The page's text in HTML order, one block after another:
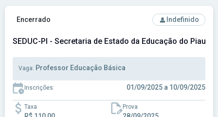
Ver concurso: SEDUC-PI - Secretaria de Estado da
Encerrado Indefinido
SEDUC-PI - Secretaria de Estado da Educação do Piauí
Vaga: Professor Educação Básica
Inscrições: 01/09/2025 a 10/09/2025
Taxa Prova